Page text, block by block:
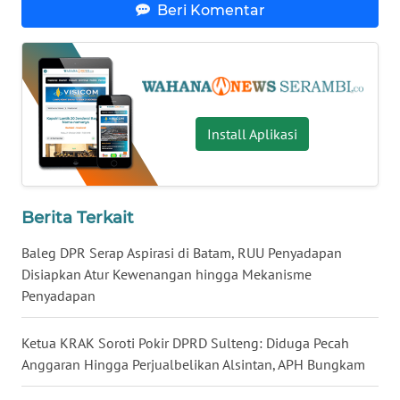
Beri Komentar
Install Aplikasi
Berita Terkait
Baleg DPR Serap Aspirasi di Batam, RUU Penyadapan
Disiapkan Atur Kewenangan hingga Mekanisme
Penyadapan
Ketua KRAK Soroti Pokir DPRD Sulteng: Diduga Pecah
Anggaran Hingga Perjualbelikan Alsintan, APH Bungkam
LAMPUNG
WN
JATENG
WN
NUSANTARA
JOGJA
WN
JATIM
WN